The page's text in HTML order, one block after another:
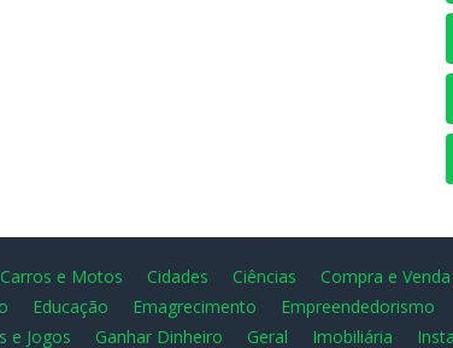
Carros e Motos Cidades Ciências Compra e Venda
Educação Emagrecimento Empreendedorismo
e Jogos Ganhar Dinheiro Geral Imobiliária